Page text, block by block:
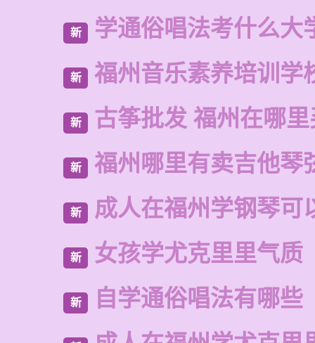
新 学通俗唱法考什么大
新 福州音乐素养培训学
新 古筝批发 福州在哪
新 福州哪里有卖吉他琴
新 成人在福州学钢琴可
新 女孩学尤克里里气质
新 自学通俗唱法有哪些